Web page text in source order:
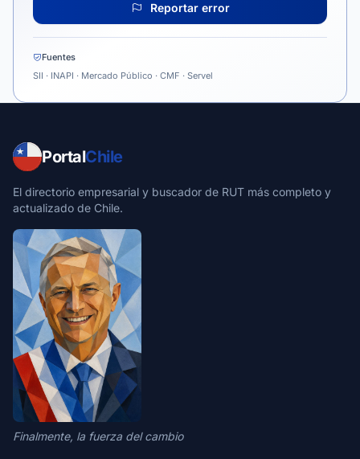
Reportar error
Fuentes
SII · INAPI · Mercado Público · CMF · Servel
PortalChile
El directorio empresarial y buscador de RUT más completo y
actualizado de Chile.
Finalmente, la fuerza del cambio